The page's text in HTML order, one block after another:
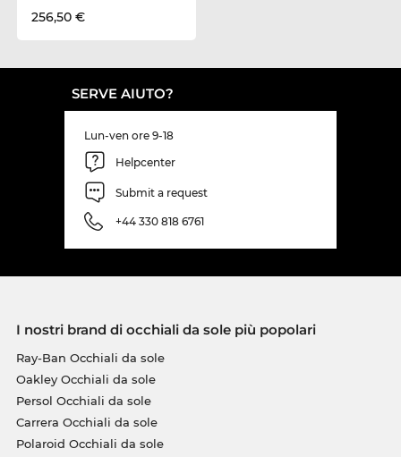
256,50 €
SERVE AIUTO?
Lun-ven ore 9-18
Helpcenter
Submit a request
+44 330 818 6761
I nostri brand di occhiali da sole più popolari
Ray-Ban Occhiali da sole
Oakley Occhiali da sole
Persol Occhiali da sole
Carrera Occhiali da sole
Polaroid Occhiali da sole